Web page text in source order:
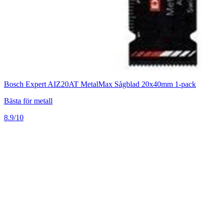
Bosch Expert AIZ20AT MetalMax Sågblad 20x40mm 1-pack
Bästa för metall
8.9/10